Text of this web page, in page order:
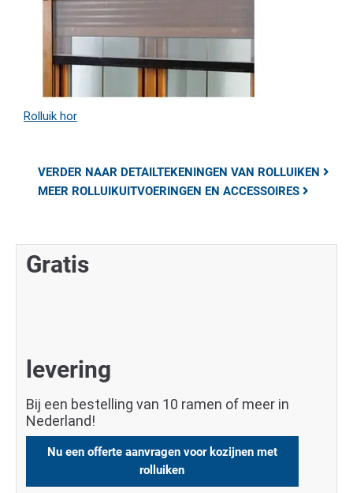
Rolluik hor
VERDER NAAR DETAILTEKENINGEN VAN ROLLUIKEN
MEER ROLLUIKUITVOERINGEN EN ACCESSOIRES
Gratis
levering
Bij een bestelling van 10 ramen of meer in
Nederland!
Nu een offerte aanvragen voor kozijnen met
rolluiken